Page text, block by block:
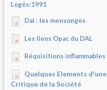
Logés:1991
Dal : les mensonges
Les liens Opac du DAL
Réquisitions inflammables
Quelques Elements d'une
Critique de la Société